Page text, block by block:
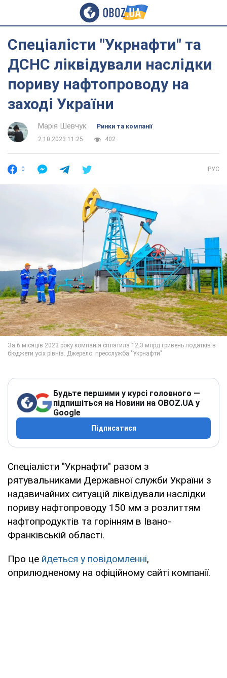
Спеціалісти "Укрнафти" та
ДСНС ліквідували наслідки
пориву нафтопроводу на
заході України
Марія Шевчук
Ринки та компанії
2.10.2023 11:25
402
0 РУС
Будьте першими у курсі головного —
підпишіться на Новини на OBOZ.UA у
Google
Підписатися
Спеціалісти "Укрнафти" разом з
рятувальниками Державної служби України з
надзвичайних ситуацій ліквідували наслідки
пориву нафтопроводу 150 мм з розлиттям
нафтопродуктів та горінням в Івано-
Франківській області.
Про це йдеться у повідомленні,
оприлюдненому на офіційному сайті компанії.